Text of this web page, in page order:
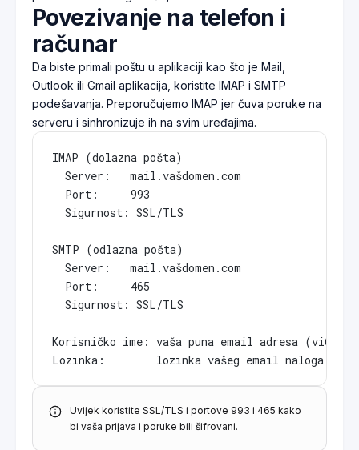
Povezivanje na telefon i
računar
Da biste primali poštu u aplikaciji kao što je Mail,
Outlook ili Gmail aplikacija, koristite IMAP i SMTP
podešavanja. Preporučujemo IMAP jer čuva poruke na
serveru i sinhronizuje ih na svim uređajima.
IMAP (dolazna pošta)
  Server:   mail.vašdomen.com
  Port:     993
  Sigurnost: SSL/TLS
SMTP (odlazna pošta)
  Server:   mail.vašdomen.com
  Port:     465
  Sigurnost: SSL/TLS
Korisničko ime: vaša puna email adresa
Uvijek koristite SSL/TLS i portove 993 i 465 kako
bi vaša prijava i poruke bili šifrovani.